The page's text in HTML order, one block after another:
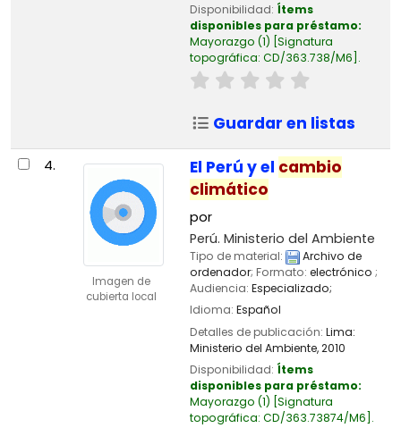
Disponibilidad: Ítems
disponibles para préstamo:
Mayorazgo (1) Signatura
topográfica: CD/363.738/M6 .
Guardar en listas
4.
Imagen de
cubierta local
El Perú y el cambio
climático
por
Perú. Ministerio del Ambiente
Tipo de material:
Archivo de
ordenador; Formato: electrónico ;
Audiencia: Especializado;
Idioma: Español
Detalles de publicación: Lima:
Ministerio del Ambiente,2010
Disponibilidad: Ítems
disponibles para préstamo:
Mayorazgo (1) Signatura
topográfica: CD/363.73874/M6 .